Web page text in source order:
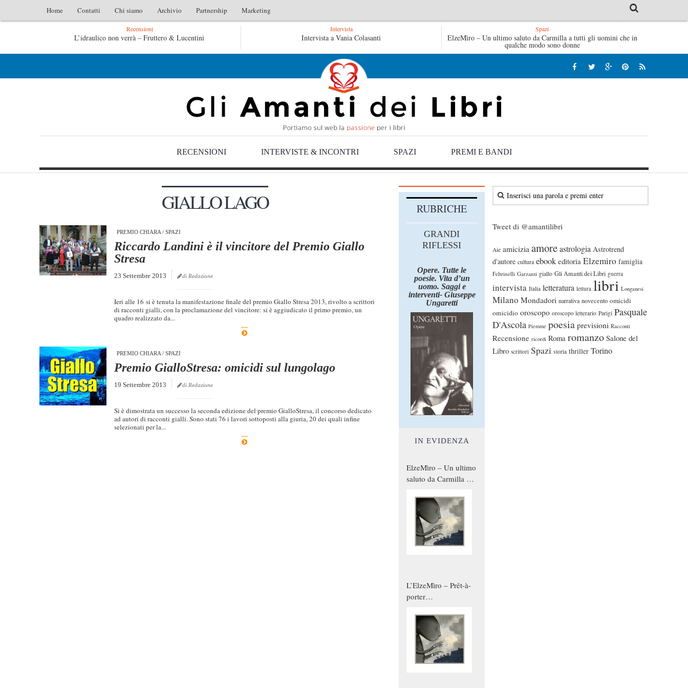
Home Contatti Chi siamo Archivio Partnership Marketing
Recensioni
L’idraulico non verrà – Fruttero & Lucentini L’arte di uno storico – Emilio Gentile Tutte le mattine di Sybil – Virginia Evans L’idraulico non
Intervista
Intervista a Vania Colasanti
Spazi
ElzeMìro – Un ultimo saluto da Carmilla a tutti gli uomini che in
qualche modo sono donne
RECENSIONI INTERVISTE & INCONTRI SPAZI PREMI E BANDI
GIALLO LAGO
PREMIO CHIARA / SPAZI
Riccardo Landini è il vincitore del Premio Giallo
Stresa
23 Settembre 2013 di Redazione
Ieri alle 16 si è tenuta la manifestazione finale del premio Giallo Stresa 2013, rivolto a scrittori
di racconti gialli, con la proclamazione del vincitore: si è aggiudicato il primo premio, un
quadro realizzato da...
PREMIO CHIARA / SPAZI
Premio GialloStresa: omicidi sul lungolago
19 Settembre 2013 di Redazione
Si è dimostrata un successo la seconda edizione del premio GialloStresa, il concorso dedicato
ad autori di racconti gialli. Sono stati 76 i lavori sottoposti alla giuria, 20 dei quali infine
selezionati per la...
Tweet di @amantilibri
Aie amicizia amoreastrologia Astrotrend
d'autore cultura ebook editoria Elzemiro famiglia
Feltrinelli Garzanti giallo Gli Amanti dei Libri guerra
intervista Italia letteratura lettura libri Longanesi
Milano Mondadori narrativa novecento omicidi
omicidio oroscopo oroscopo letterario Parigi Pasquale
D'Ascola Piemme poesia previsioni Racconti
Recensione ricordi Roma romanzo Salone del
Libro scrittori Spazi storia thriller Torino
RUBRICHE
GRANDI
RIFLESSI
Opere. Tutte le
poesie. Vita d’un
uomo. Saggi e
interventi- Giuseppe
Ungaretti
IN EVIDENZA
ElzeMìro – Un ultimo
saluto da Carmilla a
qualche modo sono
donne
L’ElzeMìro – Prêt-à-
porter